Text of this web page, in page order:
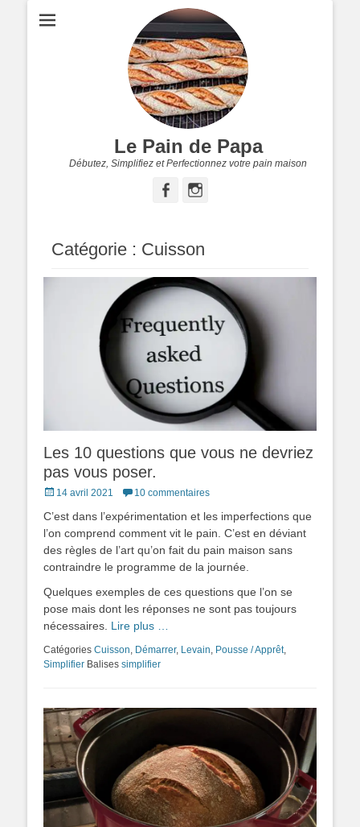
Le Pain de Papa
Débutez, Simplifiez et Perfectionnez votre pain maison
FacebookInstagram
Catégorie : Cuisson
Les 10 questions que vous ne devriez
pas vous poser.
Posted
14 avril 2021 10 commentaires
C’est dans l’expérimentation et les imperfections que
l’on comprend comment vit le pain. C’est en déviant
des règles de l’art qu’on fait du pain maison sans
contraindre le programme de la journée.
Quelques exemples de ces questions que l’on se
pose mais dont les réponses ne sont pas toujours
nécessaires. Lire plus …
Catégories Cuisson, Démarrer, Levain, Pousse / Apprêt,
Simplifier Balises simplifier